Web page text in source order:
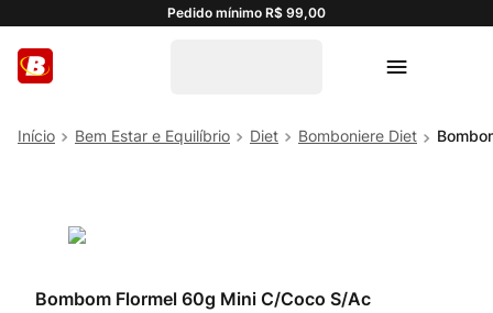
Pedido mínimo R$ 99,00
Bem Estar e Equilíbrio Diet Bomboniere Diet
Bombom Flormel 60g Mini C/Coco S/Ac